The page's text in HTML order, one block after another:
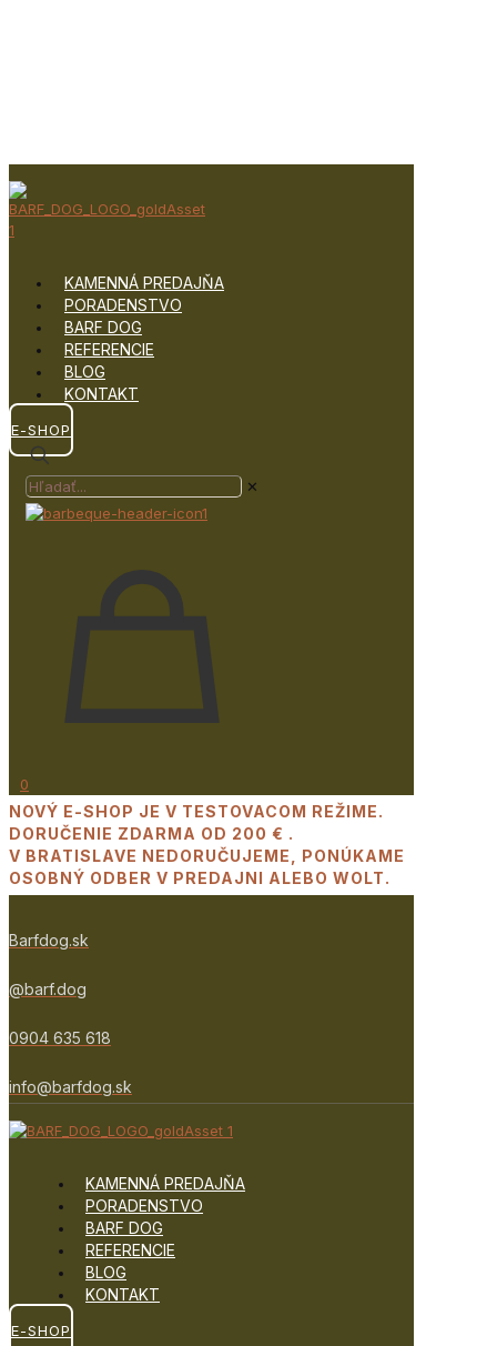
KAMENNÁ PREDAJŇA
PORADENSTVO
BARF DOG
REFERENCIE
BLOG
KONTAKT
E-SHOP
✕
0
NOVÝ E-SHOP JE V TESTOVACOM REŽIME.
DORUČENIE ZDARMA OD 200 € .
V BRATISLAVE NEDORUČUJEME, PONÚKAME
OSOBNÝ ODBER V PREDAJNI ALEBO WOLT.
Barfdog.sk
@barf.dog
0904 635 618
info@barfdog.sk
KAMENNÁ PREDAJŇA
PORADENSTVO
BARF DOG
REFERENCIE
BLOG
KONTAKT
E-SHOP